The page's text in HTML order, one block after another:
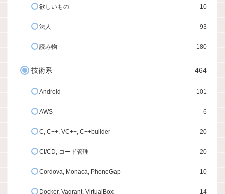
欲しいもの 10
法人 93
読み物 180
技術系 464
Android 101
AWS 6
C, C++, VC++, C++builder 20
CI/CD, コード管理 20
Cordova, Monaca, PhoneGap 10
Docker, Vagrant, VirtualBox 14